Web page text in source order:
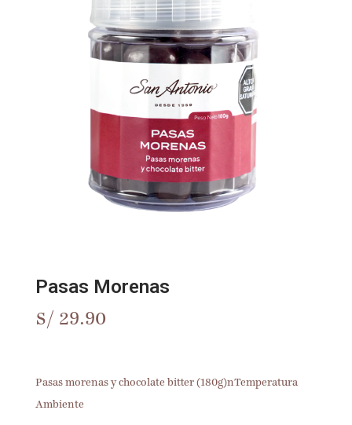
Pasas Morenas
S/ 29.90
Pasas morenas y chocolate bitter (180g)nTemperatura
Ambiente